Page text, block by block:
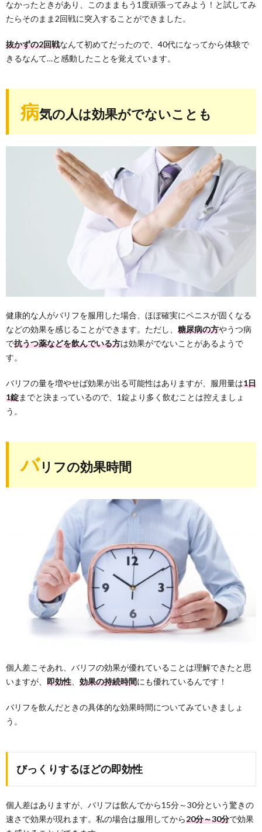
なかったときがあり、このままもう1度頑張ってみよう！と試してみ
たらそのまま2回戦に突入することができました。
抜かずの2回戦なんて初めてだったので、40代になってから体験で
きるなんて…と感動したことを覚えています。
病気の人は効果がでないことも
健康的な人がバリフを服用した場合、ほぼ確実にペニスが固くなる
などの効果を感じることができます。ただし、 糖尿病の方やうつ病
で抗うつ薬などを飲んでいる方は効果がでないことがあるようで
す。
バリフの量を増やせば効果が出る可能性はありますが、服用量は1日
1錠までと決まっているので、1錠より多く飲むことは控えましょ
う。
バリフの効果時間
個人差こそあれ、バリフの効果が優れていることは理解できたと思
いますが、 即効性 効果の持続時間にも優れているんです！
バリフを飲んだときの具体的な効果時間についてみていきましょ
う。
びっくりするほどの即効性
個人差はありますが、バリフは飲んでから15分～30分という驚きの
速さで効果が現れます。私の場合は服用してから20分～30分で効果